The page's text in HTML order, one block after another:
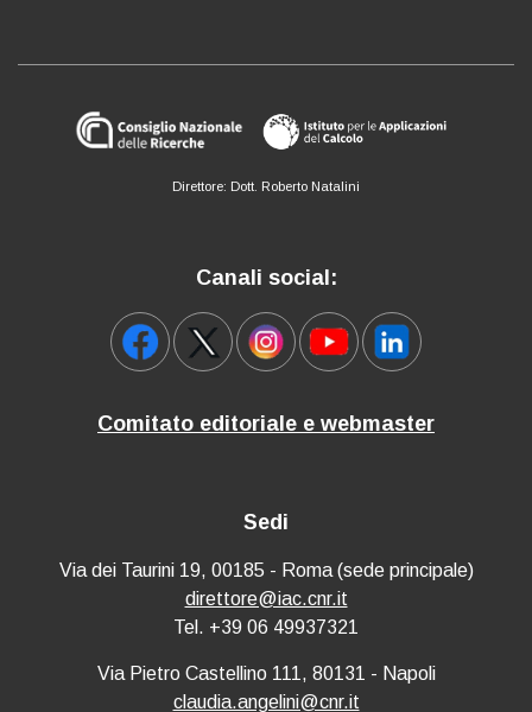
Direttore: Dott. Roberto Natalini
Canali social:
Comitato editoriale e webmaster
Sedi
Via dei Taurini 19, 00185 - Roma (sede principale)
direttore@iac.cnr.it
Tel. +39 06 49937321
Via Pietro Castellino 111, 80131 - Napoli
claudia.angelini@cnr.it